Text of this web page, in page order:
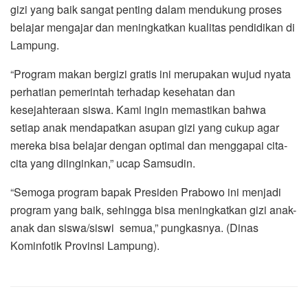
gizi yang baik sangat penting dalam mendukung proses
belajar mengajar dan meningkatkan kualitas pendidikan di
Lampung.
“Program makan bergizi gratis ini merupakan wujud nyata
perhatian pemerintah terhadap kesehatan dan
kesejahteraan siswa. Kami ingin memastikan bahwa
setiap anak mendapatkan asupan gizi yang cukup agar
mereka bisa belajar dengan optimal dan menggapai cita-
cita yang diinginkan,” ucap Samsudin.
“Semoga program bapak Presiden Prabowo ini menjadi
program yang baik, sehingga bisa meningkatkan gizi anak-
anak dan siswa/siswi semua,” pungkasnya. (Dinas
Kominfotik Provinsi Lampung).